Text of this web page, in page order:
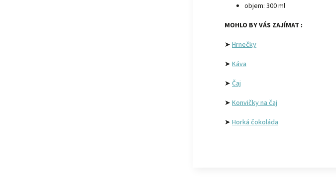
objem: 300 ml
MOHLO BY VÁS ZAJÍMAT :
➤ Hrnečky
➤ Káva
➤ Čaj
➤ Konvičky na čaj
➤ Horká čokoláda